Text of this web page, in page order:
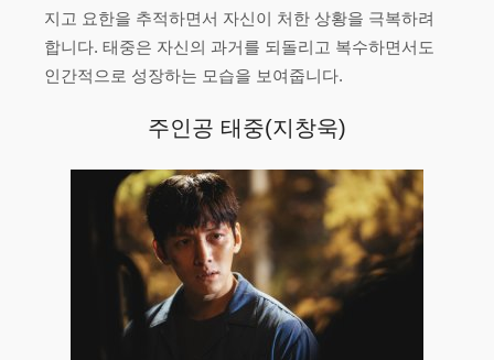
지고 요한을 추적하면서 자신이 처한 상황을 극복하려
합니다. 태중은 자신의 과거를 되돌리고 복수하면서도
인간적으로 성장하는 모습을 보여줍니다.
주인공 태중(지창욱)